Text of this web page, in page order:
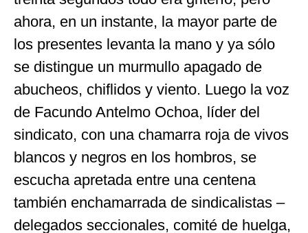
ahora, en un instante, la mayor parte de
los presentes levanta la mano y ya sólo
se distingue un murmullo apagado de
abucheos, chiflidos y viento. Luego la voz
de Facundo Antelmo Ochoa, líder del
sindicato, con una chamarra roja de vivos
blancos y negros en los hombros, se
escucha apretada entre una centena
también enchamarrada de sindicalistas –
delegados seccionales, comité de huelga,